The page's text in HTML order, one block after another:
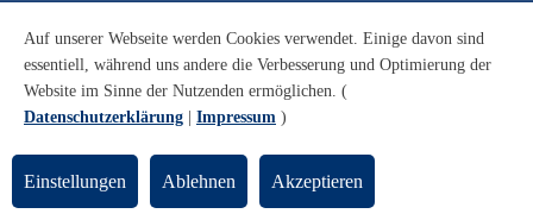
WoC Lab
Spanische Black Diaspora
Promotionen
Habilitationen
Nachwuchsförderung
Forschungszentren
Studienkommission
TnL
Auf unserer Webseite werden Cookies verwendet. Einige davon sind
essentiell, während uns andere die Verbesserung und Optimierung der
Website im Sinne der Nutzenden ermöglichen. (
Datenschutzerklärung
Impressum )
Einstellungen Ablehnen Akzeptieren